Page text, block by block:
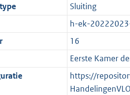
t
K
t
2
Sluiting
h-ek-
16
Eerste Kamer
https://